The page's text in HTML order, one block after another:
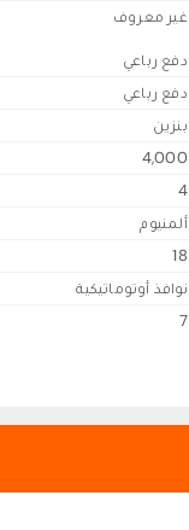
غير معروف
دفع رباعي
دفع رباعي
بنزين
4,000
4
ألمنيوم
18
نوافذ أوتوماتيكية
7